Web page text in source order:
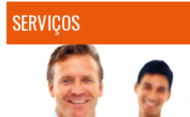
SERVIÇOS